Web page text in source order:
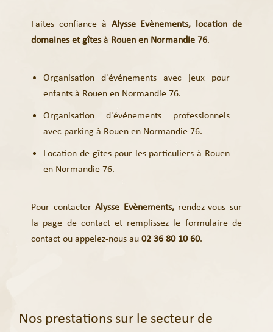
Faites confiance à Alysse Evènements, location de
domaines et gîtesà Rouen en Normandie 76.
Organisation d'événements avec jeux pour
enfants à Rouen en Normandie 76.
Organisation d'événements professionnels
avec parking à Rouen en Normandie 76.
Location de gîtes pour les particuliers à Rouen
en Normandie 76.
Pour contacterAlysse Evènements, rendez-vous sur
la page de contact et remplissez le formulaire de
contactou appelez-nous au02 36 80 10 60.
Nos prestations sur le secteur de